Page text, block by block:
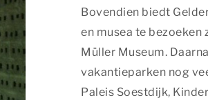
Bovendien biedt
en musea te
Müller Museum.
vakantieparken nog
Paleis Soestdijk,